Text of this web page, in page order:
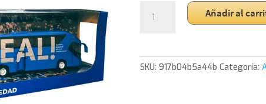
Real
Añadir al
SKU:917b04b5a44b Categoría: